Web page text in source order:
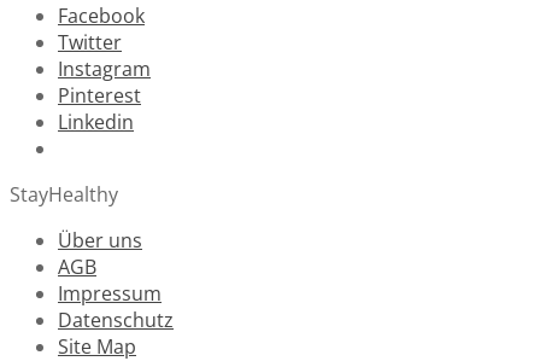
Facebook
Twitter
Instagram
Pinterest
Linkedin
StayHealthy
Über uns
AGB
Impressum
Datenschutz
Site Map